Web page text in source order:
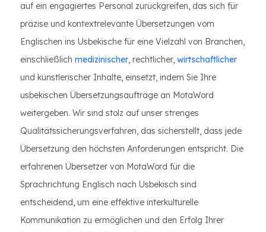
auf ein engagiertes Personal zurückgreifen, das sich für
präzise und kontextrelevante Übersetzungen vom
Englischen ins Usbekische für eine Vielzahl von Branchen,
einschließlich medizinischer, rechtlicher, wirtschaftlicher
und künstlerischer Inhalte, einsetzt, indem Sie Ihre
usbekischen Übersetzungsaufträge an MotaWord
weitergeben. Wir sind stolz auf unser strenges
Qualitätssicherungsverfahren, das sicherstellt, dass jede
Übersetzung den höchsten Anforderungen entspricht. Die
erfahrenen Übersetzer von MotaWord für die
Sprachrichtung Englisch nach Usbekisch sind
entscheidend, um eine effektive interkulturelle
Kommunikation zu ermöglichen und den Erfolg Ihrer